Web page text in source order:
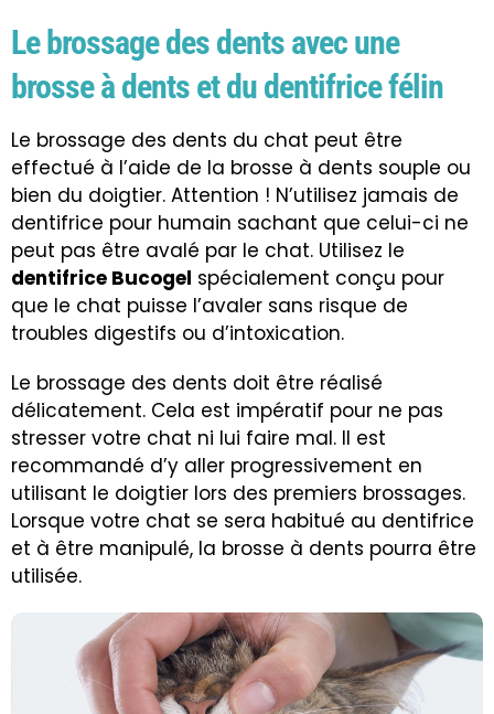
Le brossage des dents avec une
brosse à dents et du dentifrice félin
Le brossage des dents du chat peut être
effectué à l’aide de la brosse à dents souple ou
bien du doigtier. Attention ! N’utilisez jamais de
dentifrice pour humain sachant que celui-ci ne
peut pas être avalé par le chat. Utilisez le
dentifrice Bucogel spécialement conçu pour
que le chat puisse l’avaler sans risque de
troubles digestifs ou d’intoxication.
Le brossage des dents doit être réalisé
délicatement. Cela est impératif pour ne pas
stresser votre chat ni lui faire mal. Il est
recommandé d’y aller progressivement en
utilisant le doigtier lors des premiers brossages.
Lorsque votre chat se sera habitué au dentifrice
et à être manipulé, la brosse à dents pourra être
utilisée.